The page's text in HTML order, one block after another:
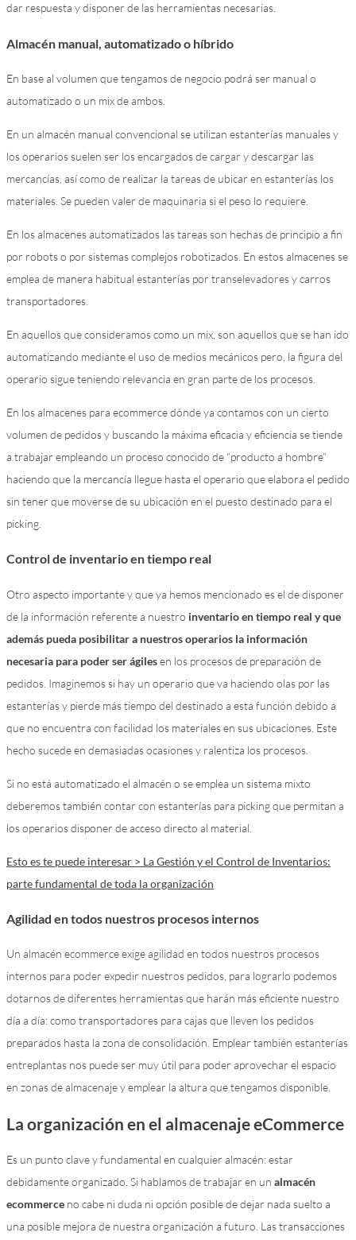
dar respuesta y disponer de las herramientas necesarias.
Almacén manual, automatizado o híbrido
En base al volumen que tengamos de negocio podrá ser manual o
automatizado o un mix de ambos.
En un almacén manual convencional se utilizan estanterías manuales y
los operarios suelen ser los encargados de cargar y descargar las
mercancías, así como de realizar la tareas de ubicar en estanterías los
materiales. Se pueden valer de maquinaria si el peso lo requiere.
En los almacenes automatizados las tareas son hechas de principio a fin
por robots o por sistemas complejos robotizados. En estos almacenes se
emplea de manera habitual estanterías por transelevadores y carros
transportadores.
En aquellos que consideramos como un mix, son aquellos que se han ido
automatizando mediante el uso de medios mecánicos pero, la figura del
operario sigue teniendo relevancia en gran parte de los procesos.
En los almacenes para ecommerce dónde ya contamos con un cierto
volumen de pedidos y buscando la máxima eficacia y eficiencia se tiende
a trabajar empleando un proceso conocido de “producto a hombre”
haciendo que la mercancía llegue hasta el operario que elabora el pedido
sin tener que moverse de su ubicación en el puesto destinado para el
picking.
Control de inventario en tiempo real
Otro aspecto importante y que ya hemos mencionado es el de disponer
de la información referente a nuestro inventario en tiempo real y que
además pueda posibilitar a nuestros operarios la información
necesaria para poder ser ágilesen los procesos de preparación de
pedidos. Imaginemos si hay un operario que va haciendo olas por las
estanterías y pierde más tiempo del destinado a esta función debido a
que no encuentra con facilidad los materiales en sus ubicaciones. Este
hecho sucede en demasiadas ocasiones y ralentiza los procesos.
Si no está automatizado el almacén o se emplea un sistema mixto
deberemos también contar con estanterías para picking que permitan a
los operarios disponer de acceso directo al material.
Esto es te puede interesar > La Gestión y el Control de Inventarios:
parte fundamental de toda la organización
Agilidad en todos nuestros procesos internos
Un almacén ecommerce exige agilidad en todos nuestros procesos
internos para poder expedir nuestros pedidos, para lograrlo podemos
dotarnos de diferentes herramientas que harán más eficiente nuestro
día a día: como transportadores para cajas que lleven los pedidos
preparados hasta la zona de consolidación. Emplear también estanterías
entreplantas nos puede ser muy útil para poder aprovechar el espacio
en zonas de almacenaje y emplear la altura que tengamos disponible.
La organización en el almacenaje eCommerce
Es un punto clave y fundamental en cualquier almacén: estar
debidamente organizado. Si hablamos de trabajar en un almacén
ecommerce no cabe ni duda ni opción posible de dejar nada suelto a
una posible mejora de nuestra organización a futuro. Las transacciones